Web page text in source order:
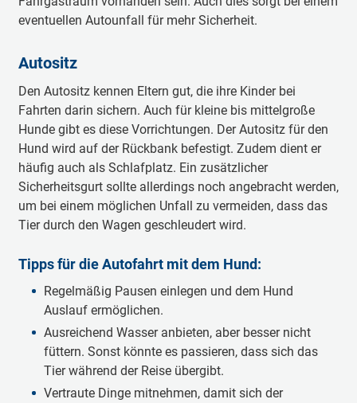
eventuellen Autounfall für mehr Sicherheit.
Autositz
Den Autositz kennen Eltern gut, die ihre Kinder bei
Fahrten darin sichern. Auch für kleine bis mittelgroße
Hunde gibt es diese Vorrichtungen. Der Autositz für den
Hund wird auf der Rückbank befestigt. Zudem dient er
häufig auch als Schlafplatz. Ein zusätzlicher
Sicherheitsgurt sollte allerdings noch angebracht werden,
um bei einem möglichen Unfall zu vermeiden, dass das
Tier durch den Wagen geschleudert wird.
Tipps für die Autofahrt mit dem Hund:
Regelmäßig Pausen einlegen und dem Hund
Auslauf ermöglichen.
Ausreichend Wasser anbieten, aber besser nicht
füttern. Sonst könnte es passieren, dass sich das
Tier während der Reise übergibt.
Vertraute Dinge mitnehmen, damit sich der